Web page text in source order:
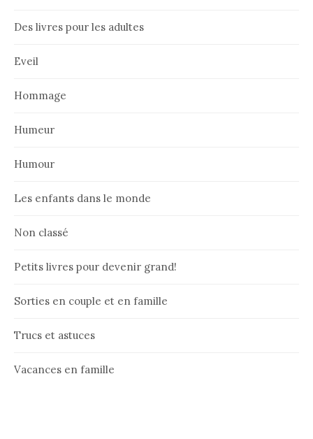
Des livres pour les adultes
Eveil
Hommage
Humeur
Humour
Les enfants dans le monde
Non classé
Petits livres pour devenir grand!
Sorties en couple et en famille
Trucs et astuces
Vacances en famille